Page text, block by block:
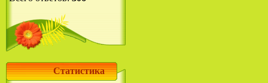
Статистика